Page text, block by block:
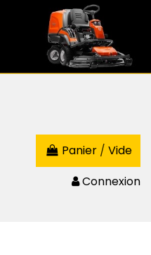
Panier / Vide
Connexion